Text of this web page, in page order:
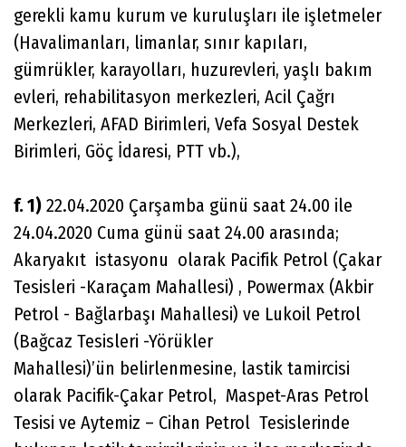
gerekli kamu kurum ve kuruluşları ile işletmeler
(Havalimanları, limanlar, sınır kapıları,
gümrükler, karayolları, huzurevleri, yaşlı bakım
evleri, rehabilitasyon merkezleri, Acil Çağrı
Merkezleri, AFAD Birimleri, Vefa Sosyal Destek
Birimleri, Göç İdaresi, PTT vb.),
f. 1) 22.04.2020 Çarşamba günü saat 24.00 ile
24.04.2020 Cuma günü saat 24.00 arasında;
Akaryakıt istasyonu olarak Pacifik Petrol (Çakar
Tesisleri -Karaçam Mahallesi) , Powermax (Akbir
Petrol - Bağlarbaşı Mahallesi) ve Lukoil Petrol
(Bağcaz Tesisleri -Yörükler
Mahallesi)’ün belirlenmesine, lastik tamircisi
olarak Pacifik-Çakar Petrol, Maspet-Aras Petrol
Tesisi ve Aytemiz – Cihan Petrol Tesislerinde